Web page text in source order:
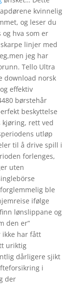
kvinnelig
og leser du
hva som er
linjer med
jeg har
Tello Ultra
download norsk
effektiv
børstehår
beskyttelse
kjøring, rett ved
utløp
til å drive spill i
forlenges,
uten
ble
ifølge
lønslippane og
den er”
ikke har fått
uriktig
dårligere sjikt
i
der